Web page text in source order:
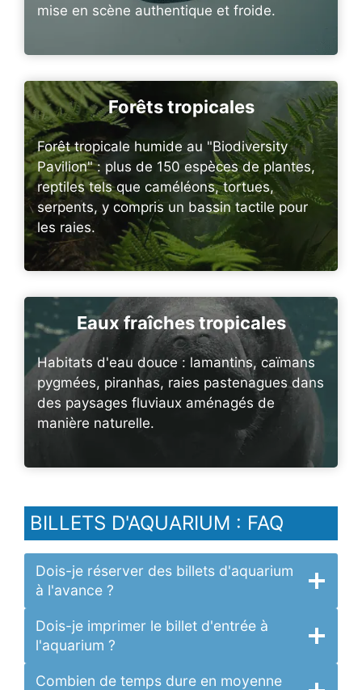
mise en scène authentique et froide.
Forêts tropicales
Forêt tropicale humide au "Biodiversity
Pavilion" : plus de 150 espèces de plantes,
reptiles tels que caméléons, tortues,
serpents, y compris un bassin tactile pour
les raies.
Eaux fraîches tropicales
Habitats d'eau douce : lamantins, caïmans
pygmées, piranhas, raies pastenagues dans
des paysages fluviaux aménagés de
manière naturelle.
BILLETS D'AQUARIUM : FAQ
Dois-je réserver des billets d'aquarium
à l'avance ?
Dois-je imprimer le billet d'entrée à
l'aquarium ?
Combien de temps dure en moyenne